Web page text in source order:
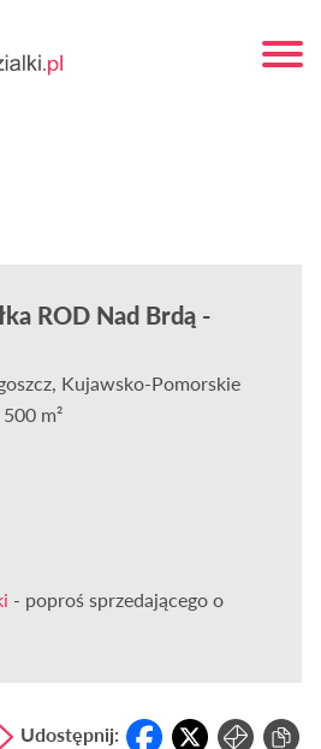
ROD Nad Brdą -
Kujawsko-Pomorskie
m²
- poproś sprzedającego o
Udostępnij: